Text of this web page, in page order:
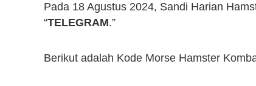
Pada 18 Agustus 2024, Sandi Harian
“TELEGRAM.”
Berikut adalah Kode Morse Hamster